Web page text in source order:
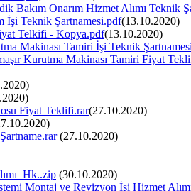
Bakım Onarım Hizmet Alımı Teknik
İşi Teknik Şartnamesi.pdf(13.10.2020)
Telkifi - Kopya.pdf(13.10.2020)
Makinası Tamiri İşi Teknik
Kurutma Makinası Tamiri Fiyat
Fiyat Teklifi.rar(27.10.2020)
(27.10.2020)
(30.10.2020)
Montaj ve Revizyon İşi Hizmet